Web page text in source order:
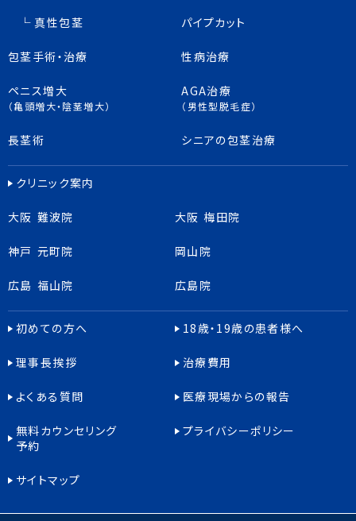
真性包茎
包茎手術・治療
ペニス増大
（亀頭増大・陰茎増大）
長茎術
パイプカット
性病治療
AGA治療
（男性型脱毛症）
シニアの包茎治療
クリニック案内
大阪 難波院 大阪 梅田院
神戸 元町院 岡山院
広島 福山院 広島院
初めての方へ 18歳・19歳の患者様へ
理事長挨拶 治療費用
よくある質問 医療現場からの報告
無料カウンセリング
予約
プライバシーポリシー
サイトマップ